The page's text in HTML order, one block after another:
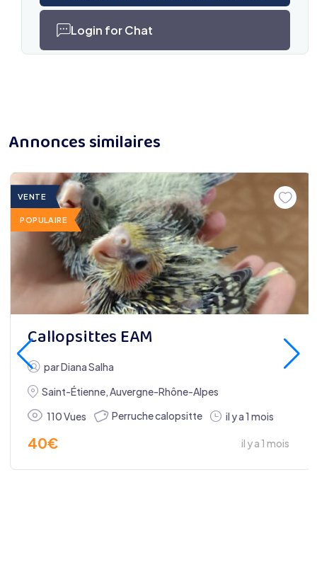
Login for Chat
Annonces similaires
VENTE
POPULAIRE
Callopsittes EAM
parDiana Salha
Saint-Étienne,Auvergne-Rhône-Alpes
110 Vues
Perruche calopsitte il y a 1 mois
40€ il y a 1 mois